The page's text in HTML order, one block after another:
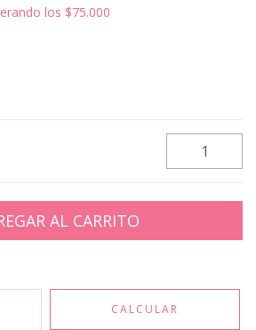
los $75.000
CALCULAR